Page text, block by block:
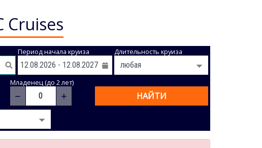
Cruises
Период начала круиза Длительность круиза
Младенец (до 2 лет)
− + НАЙТИ